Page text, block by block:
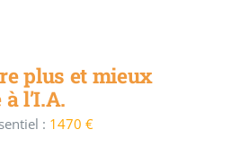
plus et mieux
l’I.A.
: 1470 €